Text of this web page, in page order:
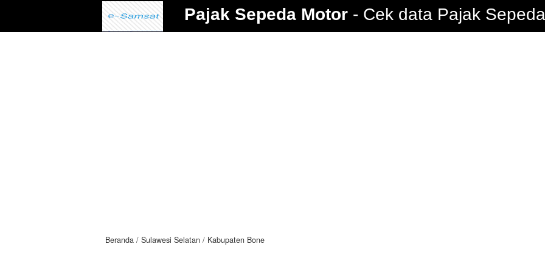
Pajak Sepeda Motor Cek data Pajak
Beranda Sulawesi Selatan Kabupaten Bone